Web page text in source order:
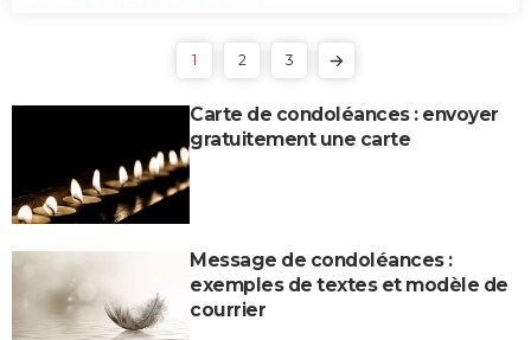
1 2 3
Carte de condoléances : envoyer
gratuitement une carte
Message de condoléances :
exemples de textes et modèle de
courrier